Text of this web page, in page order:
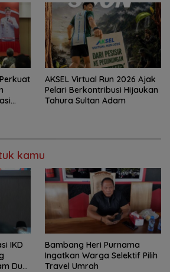
AKSEL Virtual Run 2026 Ajak
Pelari Berkontribusi Hijaukan
Tahura Sultan Adam
kamu
IKD
Dua
Bambang Heri Purnama
Ingatkan Warga Selektif Pilih
Travel Umrah